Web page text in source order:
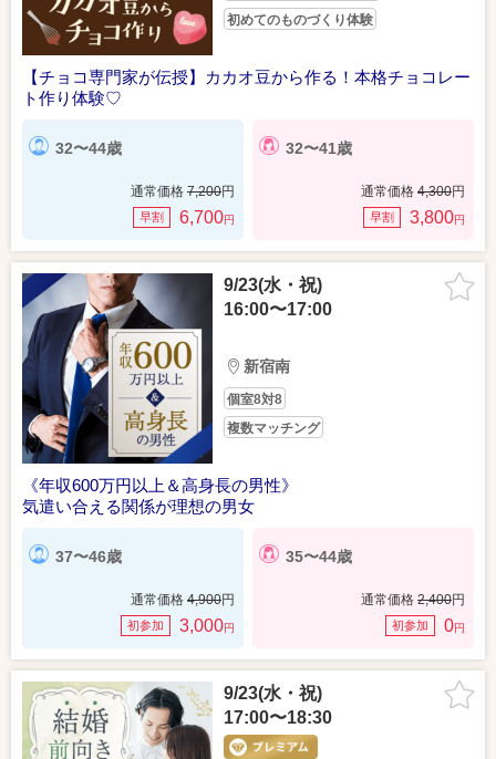
初めてのものづくり体験
【チョコ専門家が伝授】カカオ豆から作る！本格チョコレー
ト作り体験♡
32〜44歳
通常価格 7,200円
早割 6,700円
32〜41歳
通常価格 4,300円
早割 3,800円
9/23(水・祝)
16:00〜17:00
新宿南
個室8対8
複数マッチング
《年収600万円以上＆高身長の男性》
気遣い合える関係が理想の男女
37〜46歳
通常価格 4,900円
初参加 3,000円
35〜44歳
通常価格 2,400円
初参加 0円
9/23(水・祝)
17:00〜18:30